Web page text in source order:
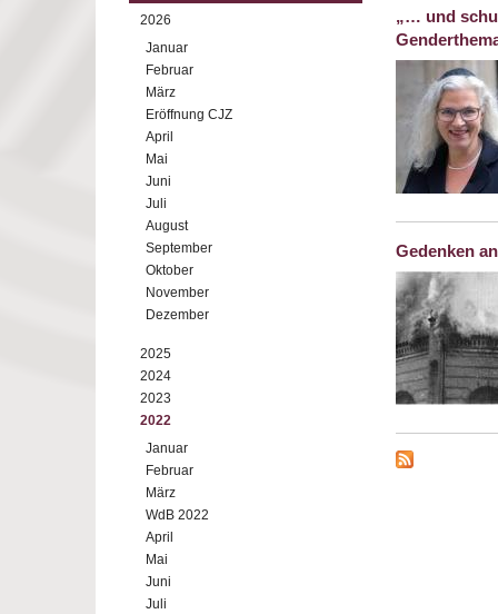
2026
Januar
Februar
März
Eröffnung CJZ
April
Mai
Juni
Juli
August
September
Oktober
November
Dezember
2025
2024
2023
2022
Januar
Februar
März
WdB 2022
April
Mai
Juni
Juli
„… und
Gedenken